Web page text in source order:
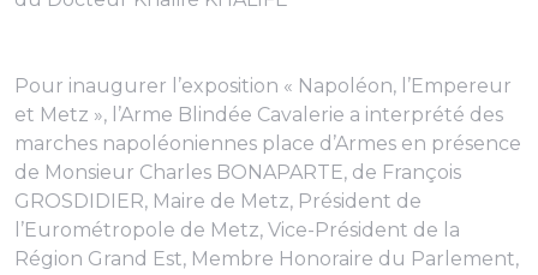
Pour inaugurer l’exposition « Napoléon, l’Empereur
et Metz », l’Arme Blindée Cavalerie a interprété des
marches napoléoniennes place d’Armes en présence
de Monsieur Charles BONAPARTE, de François
GROSDIDIER, Maire de Metz, Président de
l’Eurométropole de Metz, Vice-Président de la
Région Grand Est, Membre Honoraire du Parlement,